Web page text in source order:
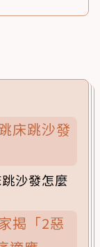
沙發怎麼